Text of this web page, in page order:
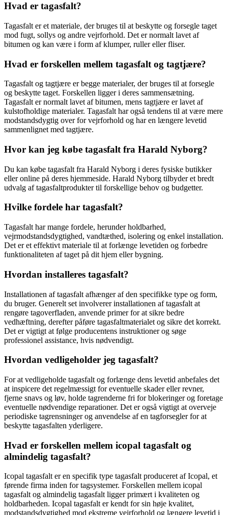
Hvad er tagasfalt?
Tagasfalt er et materiale, der bruges til at beskytte og forsegle taget
mod fugt, sollys og andre vejrforhold. Det er normalt lavet af
bitumen og kan være i form af klumper, ruller eller fliser.
Hvad er forskellen mellem tagasfalt og tagtjære?
Tagasfalt og tagtjære er begge materialer, der bruges til at forsegle
og beskytte taget. Forskellen ligger i deres sammensætning.
Tagasfalt er normalt lavet af bitumen, mens tagtjære er lavet af
kulstofholdige materialer. Tagasfalt har også tendens til at være mere
modstandsdygtig over for vejrforhold og har en længere levetid
sammenlignet med tagtjære.
Hvor kan jeg købe tagasfalt fra Harald Nyborg?
Du kan købe tagasfalt fra Harald Nyborg i deres fysiske butikker
eller online på deres hjemmeside. Harald Nyborg tilbyder et bredt
udvalg af tagasfaltprodukter til forskellige behov og budgetter.
Hvilke fordele har tagasfalt?
Tagasfalt har mange fordele, herunder holdbarhed,
vejrmodstandsdygtighed, vandtæthed, isolering og enkel installation.
Det er et effektivt materiale til at forlænge levetiden og forbedre
funktionaliteten af taget på dit hjem eller bygning.
Hvordan installeres tagasfalt?
Installationen af tagasfalt afhænger af den specifikke type og form,
du bruger. Generelt set involverer installationen af tagasfalt at
rengøre tagoverfladen, anvende primer for at sikre bedre
vedhæftning, derefter påføre tagasfaltmaterialet og sikre det korrekt.
Det er vigtigt at følge producentens instruktioner og søge
professionel assistance, hvis nødvendigt.
Hvordan vedligeholder jeg tagasfalt?
For at vedligeholde tagasfalt og forlænge dens levetid anbefales det
at inspicere det regelmæssigt for eventuelle skader eller revner,
fjerne snavs og løv, holde tagrenderne fri for blokeringer og foretage
eventuelle nødvendige reparationer. Det er også vigtigt at overveje
periodiske tagrensninger og anvendelse af en tagforsegler for at
beskytte tagasfalten yderligere.
Hvad er forskellen mellem icopal tagasfalt og
almindelig tagasfalt?
Icopal tagasfalt er en specifik type tagasfalt produceret af Icopal, et
førende firma inden for tagsystemer. Forskellen mellem icopal
tagasfalt og almindelig tagasfalt ligger primært i kvaliteten og
holdbarheden. Icopal tagasfalt er kendt for sin høje kvalitet,
modstandsdygtighed mod ekstreme vejrforhold og længere levetid i